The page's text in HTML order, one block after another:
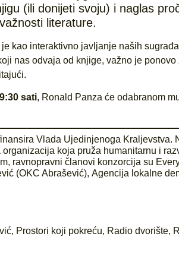
(ili donijeti svoju) i naglas
literature.
kao interaktivno javljanje naših
nas odvaja od knjige, važno je
sati, Ronald Panza će odabranom
Vlada Ujedinjenoga Kraljevstva.
koja pruža humanitarnu i
ravnopravni članovi konzorcija su
(OKC Abrašević), Agencija lokalne
, Prostori koji pokreću, Radio dvorište,